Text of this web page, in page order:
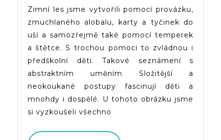
Pomocí
Provázku
Zimní les jsme vytvořili pomocí provázku,
zmuchlaného alobalu, karty a tyčinek do
uší a samozřejmě také pomocí temperek
a štětce. S trochou pomoci to zvládnou i
předškolní děti. Takové seznámení s
abstraktním uměním Složitější a
neokoukané postupy fascinují děti a
mnohdy i dospělé. U tohoto obrázku jsme
si vyzkoušeli všechno